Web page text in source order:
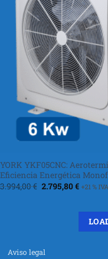
YORK YKF05CNC:
Eficiencia Energética
3.994,00€ El
precio
2.795,80€El
es:
+21 % IVA
Aviso legal